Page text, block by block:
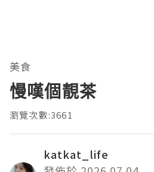
美食
慢嘆個靚茶
瀏覽次數:3661
katkat_life